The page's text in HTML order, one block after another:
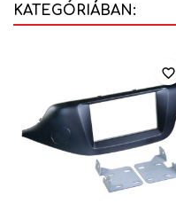
KATEGÓRIÁBAN:
favorite_border